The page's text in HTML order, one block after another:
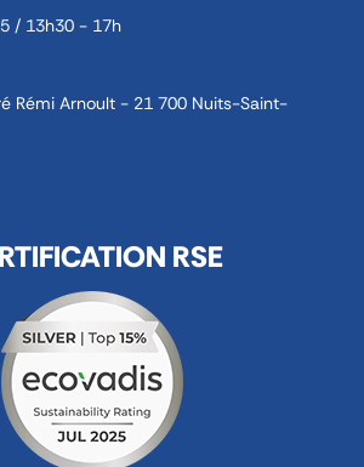
/ 13h30 - 17h
Rémi Arnoult - 21 700 Nuits-Saint-
RSE